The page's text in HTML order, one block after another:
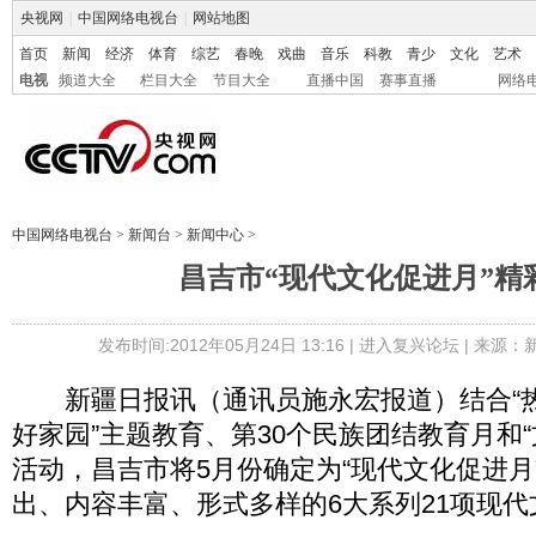
央视网 中国网络电视台 网站地图
首页 新闻 经济 体育 综艺 春晚 戏曲 音乐 科教 青少 文化
艺术
电视
频道大全 栏目大全 节目大全 直播中国 赛事直播 网络
中国网络电视台 > 新闻台 > 新闻中心 >
昌吉市“现代文化促进月”精
发布时间:2012年05月24日 13:16 | 进入复兴论坛| 来源：
新疆日报讯（通讯员施永宏报道）结合“
好家园”主题教育、第30个民族团结教育月和
活动，昌吉市将5月份确定为“现代文化促进
出、内容丰富、形式多样的6大系列21项现